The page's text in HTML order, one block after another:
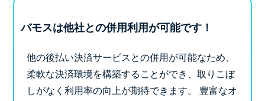
バモスは他社との併用利用が可能です！
他の後払い決済サービスとの併用が可能なため、
柔軟な決済環境を構築することができ、取りこぼ
しがなく利用率の向上が期待できます。
豊富なオ